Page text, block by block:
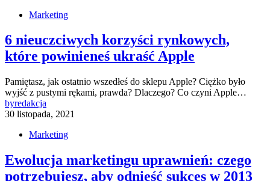
Marketing
6 nieuczciwych korzyści rynkowych,
które powinieneś ukraść Apple
Pamiętasz, jak ostatnio wszedłeś do sklepu Apple? Ciężko było
wyjść z pustymi rękami, prawda? Dlaczego? Co czyni Apple…
byredakcja
30 listopada, 2021
Marketing
Ewolucja marketingu uprawnień: czego
potrzebujesz, aby odnieść sukces w 2013